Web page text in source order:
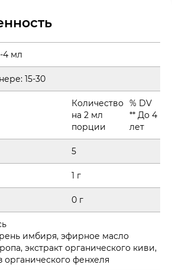
4 мл
15-30
Количество
на 2 мл
порции
% DV
** До 4
лет
5
1 г
0 г
имбиря, эфирное масло
экстракт органического киви,
фенхеля